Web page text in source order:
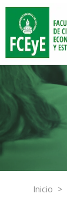
Inicio >